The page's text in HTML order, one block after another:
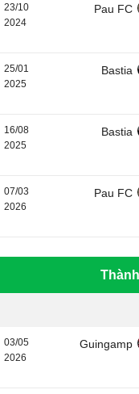
23/10
2024
Pau FC
25/01
2025
Bastia
16/08
2025
Bastia
07/03
2026
Pau FC
03/05
2026
Guingamp